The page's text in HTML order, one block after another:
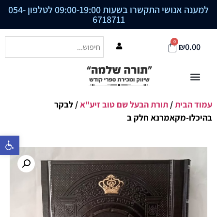
פתח סרגל
למענה אנושי התקשרו בשעות 09:00-19:00 לטלפון 054-
6718711
₪0.00
0
עמוד הבית/ תורת הבעל שם טוב זיע"א/ לבקר
בהיכלו-מקאמרנא חלק ב